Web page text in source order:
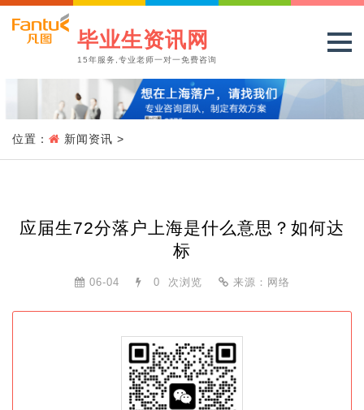
毕业生资讯网
15年服务,专业老师一对一免费咨询
位置： 新闻资讯 >
应届生72分落户上海是什么意思？如何达
标
06-04 0 次浏览 来源：网络